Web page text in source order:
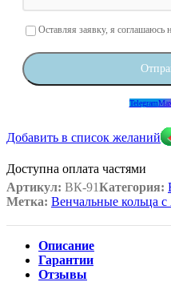
Оставьте это поле пустым.
Оставляя заявку, я соглашаюсь
Telegram
Добавить в список желаний
Доступна оплата частями
Артикул: ВК-91Категория:
Метка: Венчальные кольца
Описание
Гарантии
Отзывы